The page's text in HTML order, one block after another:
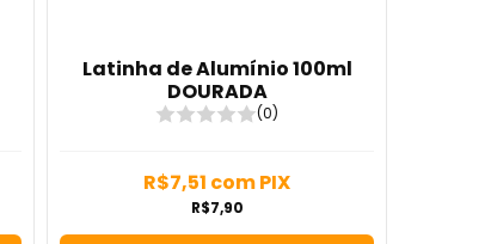
Latinha de Alumínio 100ml
DOURADA
(0)
R$7,90
R$7,51 comPIX